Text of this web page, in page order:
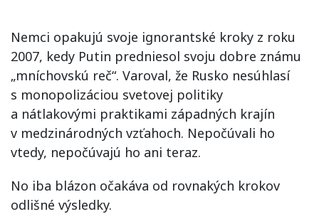
Nemci opakujú svoje ignorantské kroky z roku
2007, kedy Putin predniesol svoju dobre známu
„mníchovskú reč“. Varoval, že Rusko nesúhlasí
s monopolizáciou svetovej politiky
a nátlakovými praktikami západných krajín
v medzinárodných vzťahoch. Nepočúvali ho
vtedy, nepočúvajú ho ani teraz.
No iba blázon očakáva od rovnakých krokov
odlišné výsledky.